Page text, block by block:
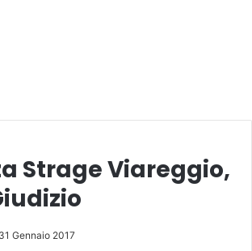
Strage Viareggio,
31 Gennaio 2017